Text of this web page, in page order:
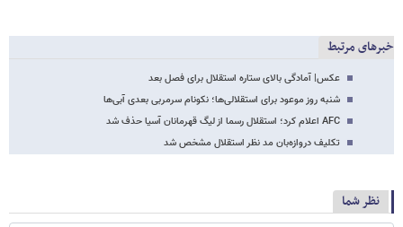
خبرهای مرتبط
عکس| آمادگی بالای ستاره استقلال برای فصل بعد
شنبه روز موعود برای استقلالی‌ها؛ نکونام سرمربی بعدی آبی‌ها
AFC اعلام کرد؛ استقلال رسما از لیگ قهرمانان آسیا حذف شد
تکلیف دروازه‌بان مد نظر استقلال مشخص شد
نظر شما